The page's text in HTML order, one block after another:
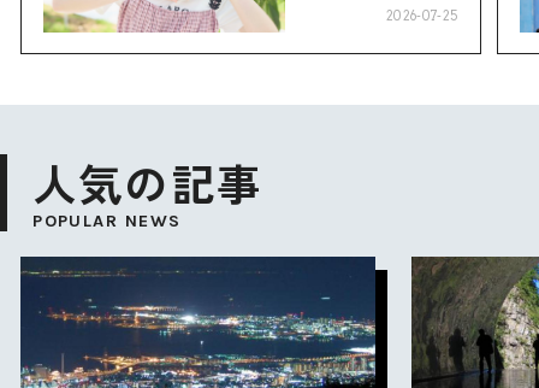
2026-07-25
人気の記事
POPULAR NEWS